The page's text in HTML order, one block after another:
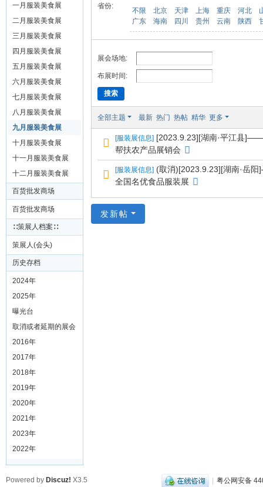
玉
石
展
销
会
一月服装美食展
二月服装美食展
三月服装美食展
四月服装美食展
五月服装美食展
六月服装美食展
七月服装美食展
八月服装美食展
九月服装美食展
十月服装美食展
十一月服装美食展
十二月服装美食展
百货批发商场
百货批发商场
∷策展人档案∷
策展人(会头)
历史存档
2024年
2025年
曝光台
取消或者延期的展会
2016年
2017年
2018年
2019年
2020年
2021年
2023年
2022年
省份:
不限 北京 天津 上海 重庆 河北
广东
海南 四川 贵州 云南 陕西
展会场地:
布展时间:
搜索
全部主题 最新 热门 热帖 精华 更多
[服装展信息] [2023.9.23][湖南·平江县
帮扶农产品展销会
[服装展信息] (取消)[2023.9.23][湖南·岳
全国名优食品服装展
发新帖
| 粤公网安备
Powered by Discuz! X3.5